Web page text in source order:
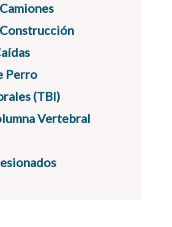
Perro
(TBI)
Vertebral